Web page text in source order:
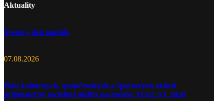
Aktuality
Svetový deň mačiek
07.08.2026
Plán kultúrnych, spoločenských a športových aktivít
prijímateľov sociálnej služby na mesiac AUGUST 2026